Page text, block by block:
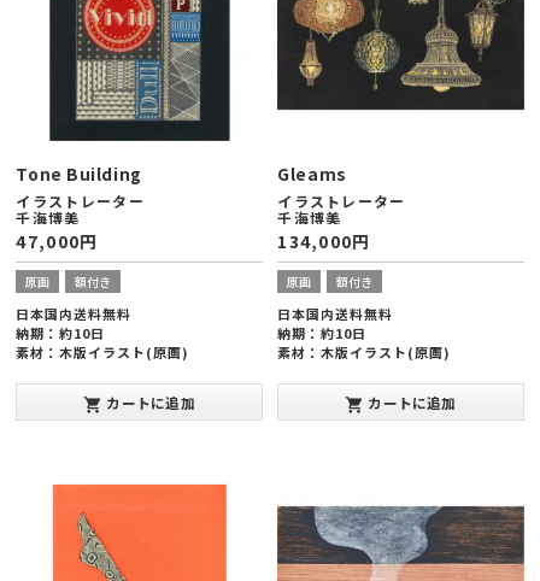
Tone Building
イラストレーター
千海博美
47,000円
原画 額付き
日本国内送料無料
納期：約10日
素材：木版イラスト(原画)
み20mm(太子版)
発表年：2013年10月
shopping_cart カートに追加
Gleams
イラストレーター
千海博美
134,000円
原画 額付き
日本国内送料無料
納期：約10日
素材：木版イラスト(原画)
み20mm(大全紙版)
発表年：2013年10月
shopping_cart カートに追加